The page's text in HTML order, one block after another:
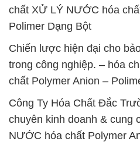
chất XỬ LÝ NƯỚC hóa
Polimer Dạng Bột
Chiến lược hiện đại cho
trong công nghiệp. – hóa
chất Polymer Anion –
Công Ty Hóa Chất Đắc
chuyên kinh doanh & cung
NƯỚC hóa chất Polymer